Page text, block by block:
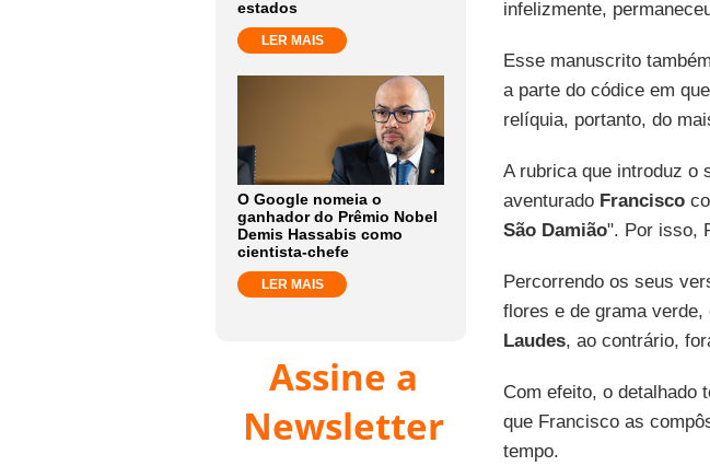
estados
LER MAIS
O Google nomeia o
ganhador do Prêmio Nobel
Demis Hassabis como
cientista-chefe
LER MAIS
Assine a
Newsletter
infelizmente,
Esse manuscrito
a parte do códice em
relíquia, portanto, do
A rubrica que introduz o
aventurado Francisco
São Damião". Por isso,
Percorrendo os seus
flores e de grama
Laudes, ao contrário,
Com efeito, o detalhado
que Francisco as
tempo.